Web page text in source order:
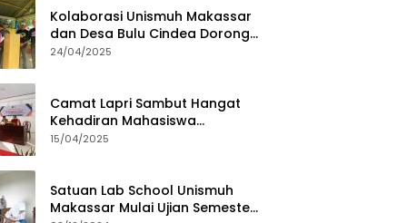
Kolaborasi Unismuh Makassar
dan Desa Bulu Cindea Dorong
Sentra Garam Industri
24/04/2025
Camat Lapri Sambut Hangat
Kehadiran Mahasiswa
PoltekMu
15/04/2025
Satuan Lab School Unismuh
Makassar Mulai Ujian Semester,